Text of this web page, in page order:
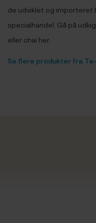
de udviklet og importeret
specialhandel. Gå på
eller chai her.
Se flere produkter fra